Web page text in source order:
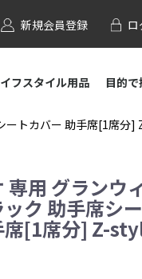
新規会員登録 ロ
フスタイル用品 目的で
ートカバー 助手席[1席分
専用 グランウ
ク 助手席シ
席[1席分] Z-